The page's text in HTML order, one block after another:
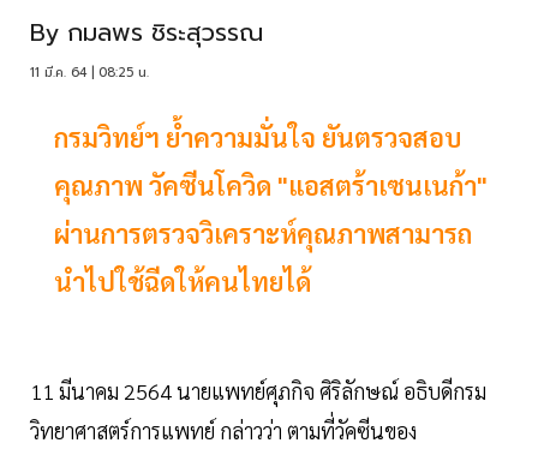
By กมลพร ชิระสุวรรณ
11 มี.ค. 64 | 08:25 น.
กรมวิทย์ฯ ย้ำความมั่นใจ ยันตรวจสอบ
คุณภาพ วัคซีนโควิด "แอสตร้าเซนเนก้า"
ผ่านการตรวจวิเคราะห์คุณภาพสามารถ
นำไปใช้ฉีดให้คนไทยได้
11 มีนาคม 2564 นายแพทย์ศุภกิจ ศิริลักษณ์ อธิบดีกรม
วิทยาศาสตร์การแพทย์ กล่าวว่า ตามที่วัคซีนของ